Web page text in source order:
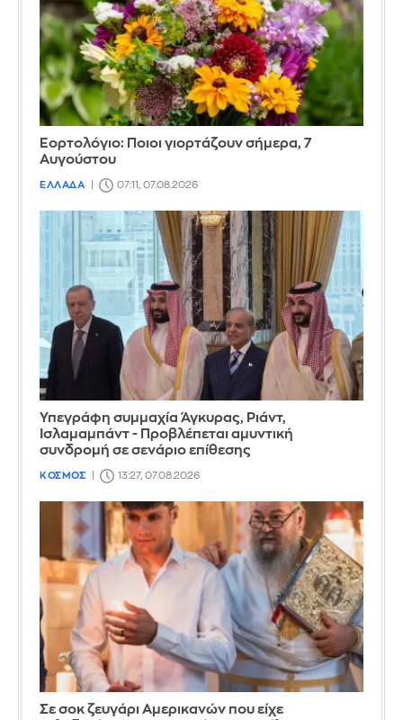
Εορτολόγιο: Ποιοι γιορτάζουν σήμερα, 7
Αυγούστου
ΕΛΛΑΔΑ 07:11, 07.08.2026
Υπεγράφη συμμαχία Άγκυρας, Ριάντ,
Ισλαμαμπάντ - Προβλέπεται αμυντική
συνδρομή σε σενάριο επίθεσης
ΚΟΣΜΟΣ 13:27, 07.08.2026
Σε σοκ ζευγάρι Αμερικανών που είχε